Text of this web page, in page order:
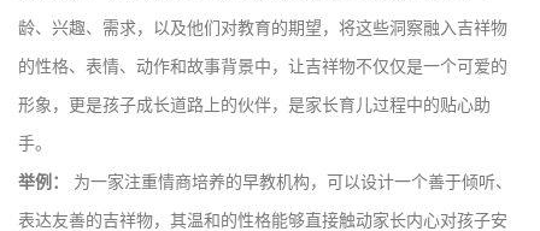
龄、兴趣、需求，以及他们对教育的期望，将这些洞察融入吉祥物
的性格、表情、动作和故事背景中，让吉祥物不仅仅是一个可爱的
形象，更是孩子成长道路上的伙伴，是家长育儿过程中的贴心助
手。
举例：
为一家注重情商培养的早教机构，可以设计一个善于倾听、
表达友善的吉祥物，其温和的性格能够直接触动家长内心对孩子安